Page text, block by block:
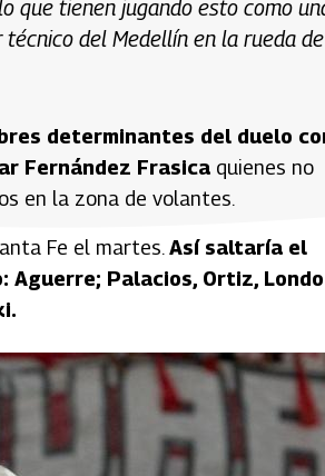
que tienen jugando esto como
del Medellín en la rueda de
determinantes del duelo
Fernández Frasica quienes no
en la zona de volantes.
Fe el martes. Así saltaría el
Palacios, Ortiz,